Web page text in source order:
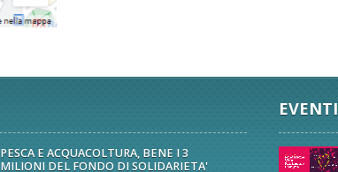
PESCA E ACQUACOLTURA, BENE I 3
MILIONI DEL FONDO DI SOLIDARIETA'
EVENTI